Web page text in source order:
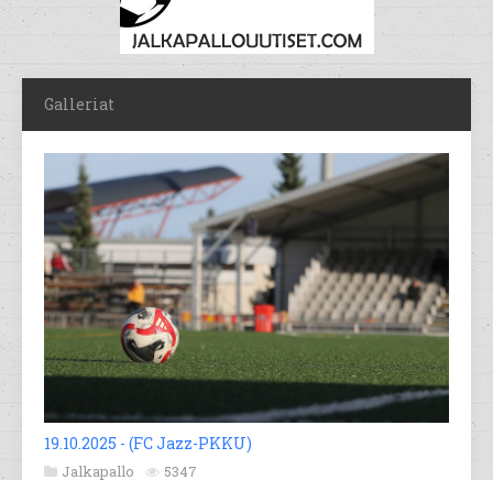
Galleriat
19.10.2025 - (FC Jazz-PKKU)
Jalkapallo 5347